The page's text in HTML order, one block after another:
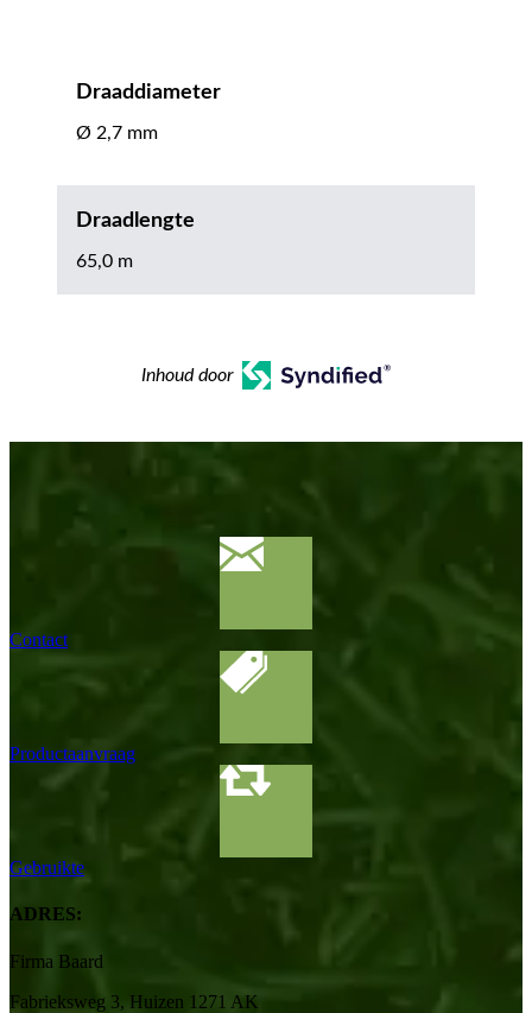
Draaddiameter
Ø 2,7 mm
Draadlengte
65,0 m
Inhoud door
Contact
Productaanvraag
Gebruikte
ADRES:
Firma Baard
Fabrieksweg 3, Huizen 1271 AK